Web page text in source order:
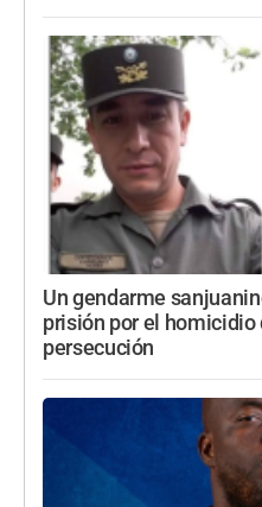
Un gendarme
prisión por el homicidio
persecución